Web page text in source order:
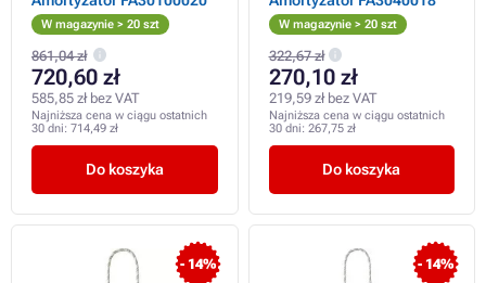
W magazynie > 20 szt
861,04 zł
720,60 zł
585,85 zł bez VAT
Najniższa cena w ciągu ostatnich
30 dni: 714,49 zł
Do koszyka
W magazynie > 20 szt
322,67 zł
270,10 zł
219,59 zł bez VAT
Najniższa cena w ciągu ostatnich
30 dni: 267,75 zł
Do koszyka
- 14% - 14%